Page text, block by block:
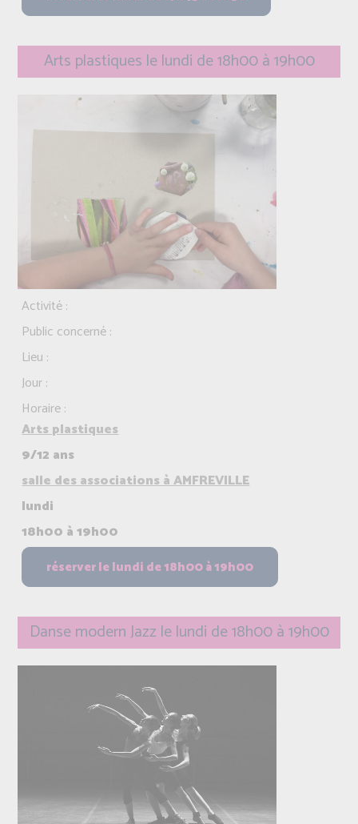
Arts plastiques le lundi de 18h00 à 19h00
Activité :
Public concerné :
Lieu :
Jour :
Horaire :
Arts plastiques
9/12 ans
salle des associations à AMFREVILLE
lundi
18h00 à 19h00
Danse modern Jazz le lundi de 18h00 à 19h00